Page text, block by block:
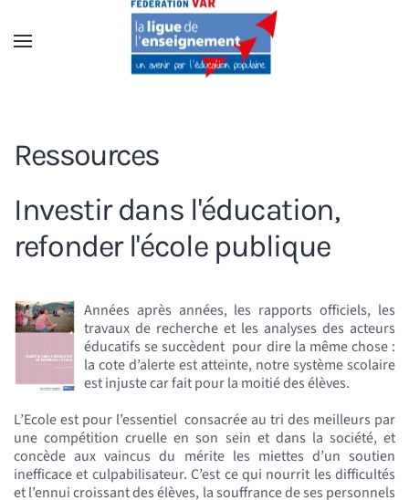
Accéder au contenu principal
Ressources
Investir dans l'éducation,
refonder l'école publique
Années après années, les rapports officiels, les
travaux de recherche et les analyses des acteurs
éducatifs se succèdent pour dire la même chose :
la cote d’alerte est atteinte, notre système scolaire
est injuste car fait pour la moitié des élèves.
L’Ecole est pour l’essentiel consacrée au tri des meilleurs par
une compétition cruelle en son sein et dans la société, et
concède aux vaincus du mérite les miettes d’un soutien
inefficace et culpabilisateur. C’est ce qui nourrit les difficultés
et l’ennui croissant des élèves, la souffrance de ses personnels